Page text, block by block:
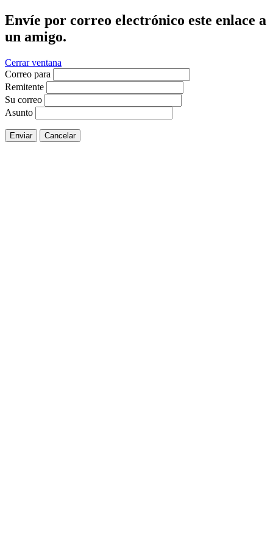
Envíe por correo electrónico este enlace a
un amigo.
Cerrar ventana
Correo para
Remitente
Su correo
Asunto
Enviar Cancelar